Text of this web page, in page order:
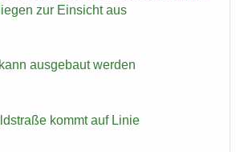
zur Ein­sicht aus
aus­ge­baut wer­den
kommt auf Linie